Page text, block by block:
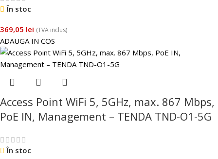
În stoc
369,05 lei (TVA inclus)
ADAUGA IN COS
Access Point WiFi 5, 5GHz, max. 867 Mbps,
PoE IN, Management – TENDA TND-O1-5G
În stoc